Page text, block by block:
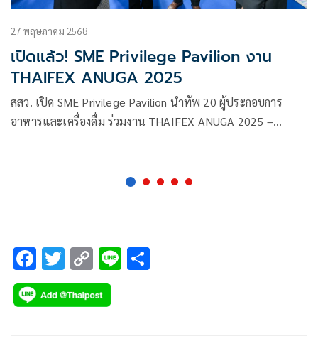
27 พฤษภาคม 2568
เปิดแล้ว! SME Privilege Pavilion งาน
THAIFEX ANUGA 2025
สสว. เปิด SME Privilege Pavilion นำทัพ 20 ผู้ประกอบการ
อาหารและเครื่องดื่ม ร่วมงาน THAIFEX ANUGA 2025 –
F
ac
e
T
wi
tt
C
o
p
Li